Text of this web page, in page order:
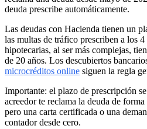
deuda prescribe automáticamente.
Las deudas con Hacienda tienen un
las multas de tráfico prescriben a los
hipotecarias, al ser más complejas,
de 20 años. Los descubiertos
microcréditos online siguen la regla
Importante: el plazo de prescripción
acreedor te reclama la deuda de
pero una carta certificada o una
contador desde cero.